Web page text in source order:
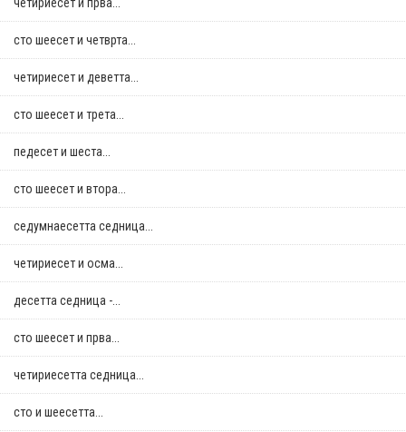
сто шеесет и четврта...
четириесет и деветта...
сто шеесет и трета...
педесет и шеста...
сто шеесет и втора...
седумнаесетта седница...
четириесет и осма...
десетта седница -...
сто шеесет и прва...
четириесетта седница...
сто и шеесетта...